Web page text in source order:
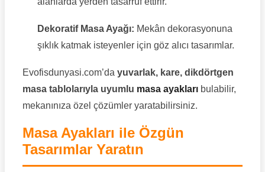
Dekoratif Masa Ayağı: Mekân dekorasyonuna
şıklık katmak isteyenler için göz alıcı tasarımlar.
Evofisdunyasi.com’da yuvarlak, kare, dikdörtgen
masa tablolarıyla uyumlu masa ayakları bulabilir,
mekanınıza özel çözümler yaratabilirsiniz.
Masa Ayakları ile Özgün
Tasarımlar Yaratın